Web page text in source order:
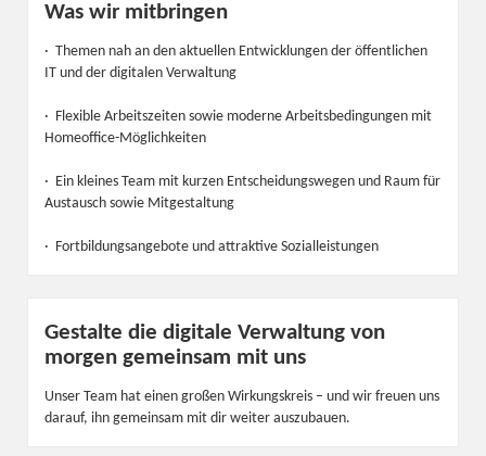
Was wir mitbringen
· Themen nah an den aktuellen Entwicklungen der öffentlichen
IT und der digitalen Verwaltung
· Flexible Arbeitszeiten sowie moderne Arbeitsbedingungen mit
Homeoffice-Möglichkeiten
· Ein kleines Team mit kurzen Entscheidungswegen und Raum für
Austausch sowie Mitgestaltung
· Fortbildungsangebote und attraktive Sozialleistungen
Gestalte die digitale Verwaltung von
morgen gemeinsam mit uns
Unser Team hat einen großen Wirkungskreis – und wir freuen uns
darauf, ihn gemeinsam mit dir weiter auszubauen.